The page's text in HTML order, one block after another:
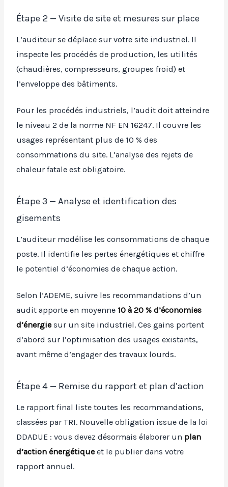
Étape 2 — Visite de site et mesures sur place
L’auditeur se déplace sur votre site industriel. Il
inspecte les procédés de production, les utilités
(chaudières, compresseurs, groupes froid) et
l’enveloppe des bâtiments.
Pour les procédés industriels, l’audit doit atteindre
le niveau 2 de la norme NF EN 16247. Il couvre les
usages représentant plus de 10 % des
consommations du site. L’analyse des rejets de
chaleur fatale est obligatoire.
Étape 3 — Analyse et identification des
gisements
L’auditeur modélise les consommations de chaque
poste. Il identifie les pertes énergétiques et chiffre
le potentiel d’économies de chaque action.
Selon l’ADEME, suivre les recommandations d’un
audit apporte en moyenne 10 à 20 % d’économies
d’énergie sur un site industriel. Ces gains portent
d’abord sur l’optimisation des usages existants,
avant même d’engager des travaux lourds.
Étape 4 — Remise du rapport et plan d’action
Le rapport final liste toutes les recommandations,
classées par TRI. Nouvelle obligation issue de la loi
DDADUE : vous devez désormais élaborer un plan
d’action énergétique et le publier dans votre
rapport annuel.